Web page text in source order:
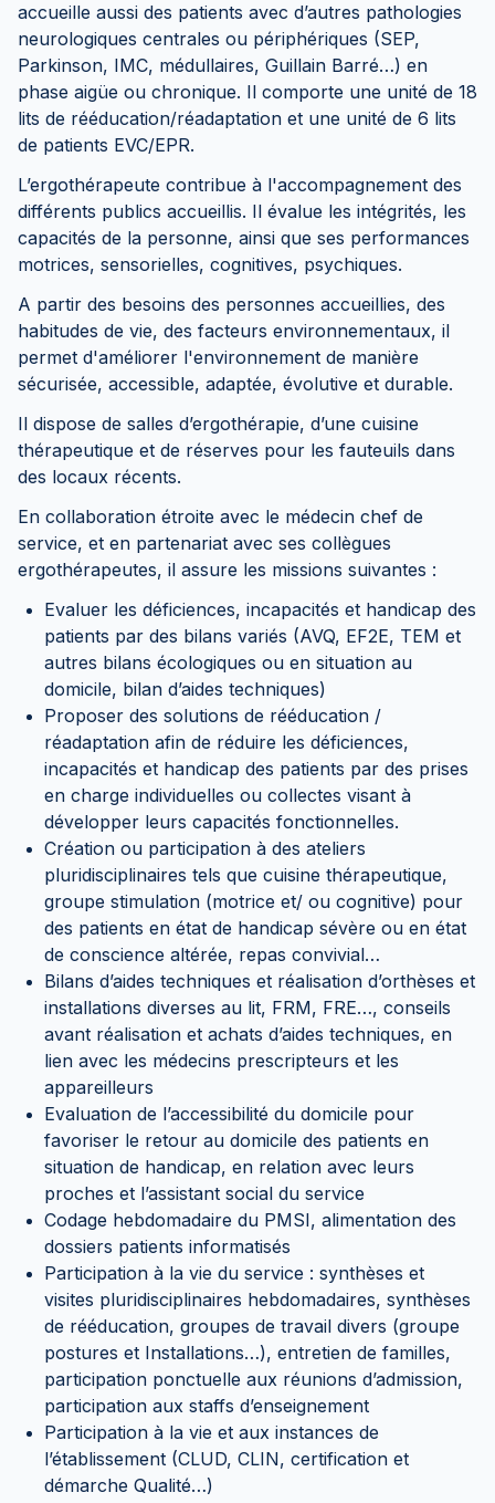
accueille aussi des patients avec d’autres pathologies
neurologiques centrales ou périphériques (SEP,
Parkinson, IMC, médullaires, Guillain Barré…) en
phase aigüe ou chronique. Il comporte une unité de 18
lits de rééducation/réadaptation et une unité de 6 lits
de patients EVC/EPR.
L’ergothérapeute contribue à l'accompagnement des
différents publics accueillis. Il évalue les intégrités, les
capacités de la personne, ainsi que ses performances
motrices, sensorielles, cognitives, psychiques.
A partir des besoins des personnes accueillies, des
habitudes de vie, des facteurs environnementaux, il
permet d'améliorer l'environnement de manière
sécurisée, accessible, adaptée, évolutive et durable.
Il dispose de salles d’ergothérapie, d’une cuisine
thérapeutique et de réserves pour les fauteuils dans
des locaux récents.
En collaboration étroite avec le médecin chef de
service, et en partenariat avec ses collègues
ergothérapeutes, il assure les missions suivantes :
Evaluer les déficiences, incapacités et handicap des
patients par des bilans variés (AVQ, EF2E, TEM et
autres bilans écologiques ou en situation au
domicile, bilan d’aides techniques)
Proposer des solutions de rééducation /
réadaptation afin de réduire les déficiences,
incapacités et handicap des patients par des prises
en charge individuelles ou collectes visant à
développer leurs capacités fonctionnelles.
Création ou participation à des ateliers
pluridisciplinaires tels que cuisine thérapeutique,
groupe stimulation (motrice et/ ou cognitive) pour
des patients en état de handicap sévère ou en état
de conscience altérée, repas convivial…
Bilans d’aides techniques et réalisation d’orthèses et
installations diverses au lit, FRM, FRE…, conseils
avant réalisation et achats d’aides techniques, en
lien avec les médecins prescripteurs et les
appareilleurs
Evaluation de l’accessibilité du domicile pour
favoriser le retour au domicile des patients en
situation de handicap, en relation avec leurs
proches et l’assistant social du service
Codage hebdomadaire du PMSI, alimentation des
dossiers patients informatisés
Participation à la vie du service : synthèses et
visites pluridisciplinaires hebdomadaires, synthèses
de rééducation, groupes de travail divers (groupe
postures et Installations…), entretien de familles,
participation ponctuelle aux réunions d’admission,
participation aux staffs d’enseignement
Participation à la vie et aux instances de
l’établissement (CLUD, CLIN, certification et
démarche Qualité…)